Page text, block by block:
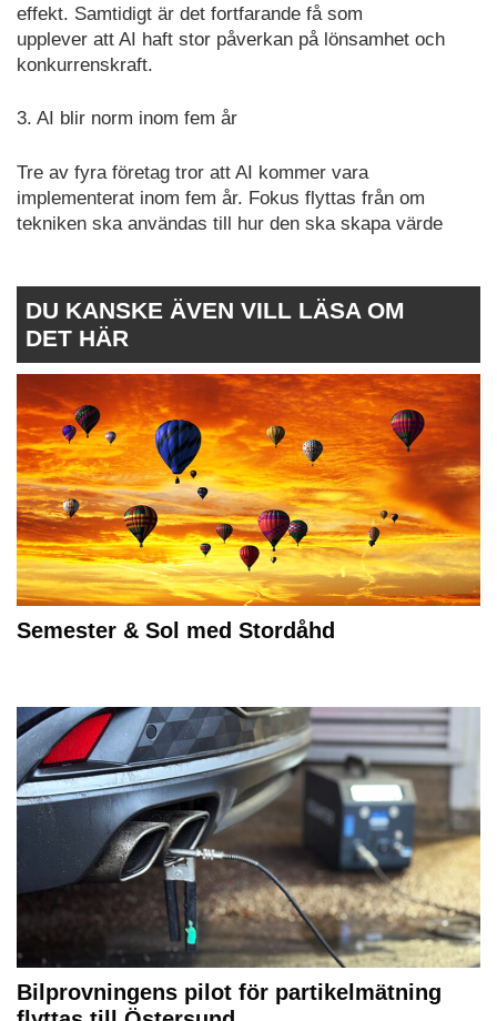
effekt. Samtidigt är det fortfarande få som
upplever att AI haft stor påverkan på lönsamhet och
konkurrenskraft.
3. AI blir norm inom fem år
Tre av fyra företag tror att AI kommer vara
implementerat inom fem år. Fokus flyttas från om
tekniken ska användas till hur den ska skapa värde
DU KANSKE ÄVEN VILL LÄSA OM
DET HÄR
Semester & Sol med Stordåhd
Bilprovningens pilot för partikelmätning